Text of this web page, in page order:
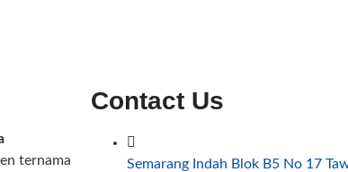
ternama
Contact Us
Semarang Indah Blok B5 No 17